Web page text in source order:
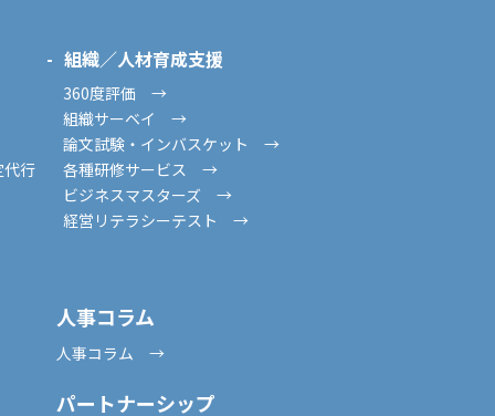
代行
組織／人材育成支援
360度評価 →
組織サーベイ →
論文試験・インバスケット →
各種研修サービス →
ビジネスマスターズ →
経営リテラシーテスト →
人事コラム
人事コラム →
パートナーシップ